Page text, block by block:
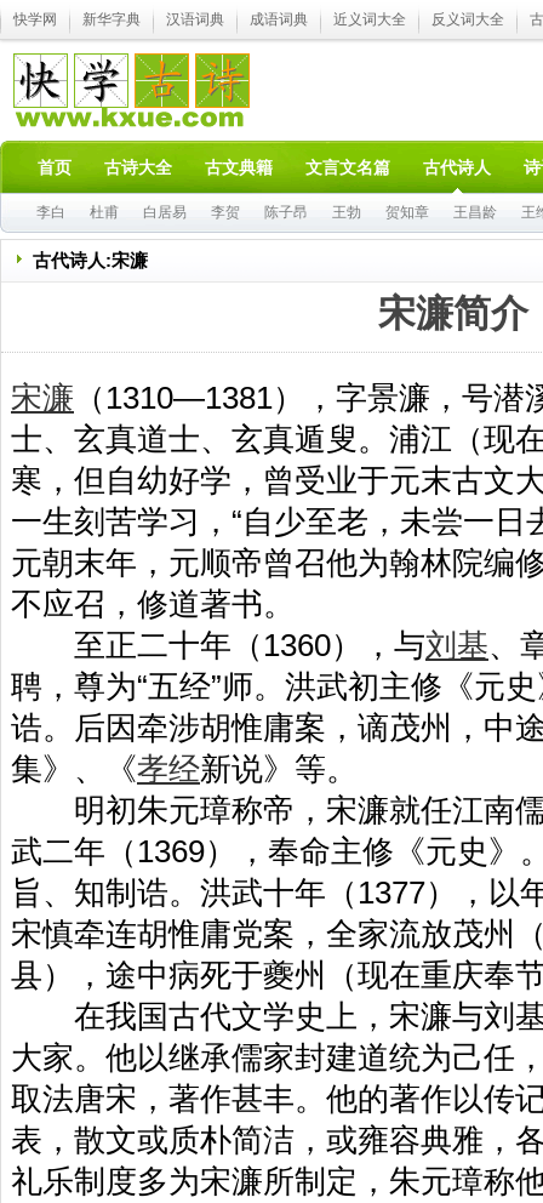
快学网 新华字典 汉语词典 成语词典 近义词大全 反义词大全
首页 古诗大全 古文典籍 文言文名篇 古代诗人
李白 杜甫 白居易 李贺 陈子昂 王勃 贺知章 王昌龄 王
古代诗人:宋濂
宋濂简介
宋濂 （1310—1381），字景濂，号
士、玄真道士、玄真遁叟。浦江（现
寒，但自幼好学，曾受业于元末古文
一生刻苦学习，“自少至老，未尝一日
元朝末年，元顺帝曾召他为翰林院编
不应召，修道著书。
至正二十年（1360），与刘基、
聘，尊为“五经”师。洪武初主修《元
诰。后因牵涉胡惟庸案，谪茂州，中
集》、《孝经新说》等。
明初朱元璋称帝，宋濂就任江南儒
武二年（1369），奉命主修《元史》
旨、知制诰。洪武十年（1377），以
宋慎牵连胡惟庸党案，全家流放茂州
县），途中病死于夔州（现在重庆奉
在我国古代文学史上，宋濂与刘
大家。他以继承儒家封建道统为己任
取法唐宋，著作甚丰。他的著作以传
表，散文或质朴简洁，或雍容典雅，
礼乐制度多为宋濂所制定，朱元璋称